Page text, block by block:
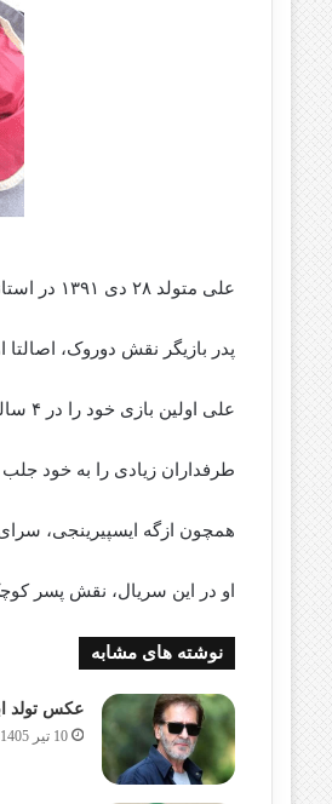
علی متولد ۲۸ دی ۱۳۹۱ در استانبول بوده و ۷ ساله است. او مشغول تحصیل در کلاس اول ابتدایی است.
پدر بازیگر نقش دوروک،
علی اولین بازی خود را در ۴ سالگی با سریال زن آغاز کرد و چهره بانمک و بازی خوب خود توانسته
طرفداران زیادی را به خود
همچون ازگه ایسپیرینجی، سرای
او در این سریال، نقش پسر
نوشته های مشابه
عکس تولد
10 تیر 1405